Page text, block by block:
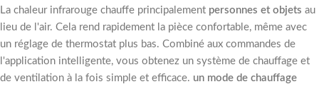
La chaleur infrarouge chauffe principalement personnes et objets au
lieu de l'air. Cela rend rapidement la pièce confortable, même avec
un réglage de thermostat plus bas. Combiné aux commandes de
l'application intelligente, vous obtenez un système de chauffage et
de ventilation à la fois simple et efficace. un mode de chauffage